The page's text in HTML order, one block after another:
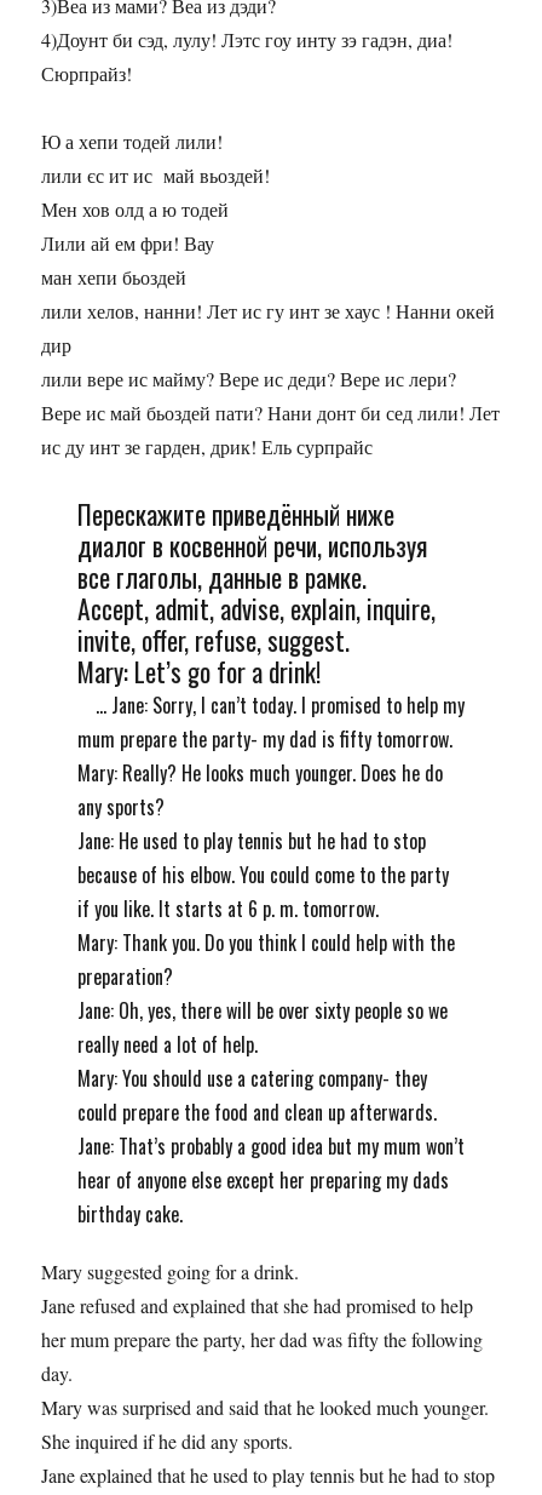
3)Веа из мами? Веа из дэди?
4)Доунт би сэд, лулу! Лэтс гоу инту зэ гадэн, диа!
Сюрпрайз!
Ю а хепи тодей лили!
лили єс ит ис май вьоздей!
Мен хов олд а ю тодей
Лили ай ем фри! Вау
ман хепи бьоздей
лили хелов, нанни! Лет ис гу инт зе хаус ! Нанни окей
дир
лили вере ис майму? Вере ис деди? Вере ис лери?
Вере ис май бьоздей пати? Нани донт би сед лили! Лет
ис ду инт зе гарден, дрик! Ель сурпрайс
Перескажите приведённый ниже
диалог в косвенной речи, используя
все глаголы, данные в рамке.
Accept, admit, advise, explain, inquire,
invite, offer, refuse, suggest.
Mary: Let’s go for a drink!
... Jane: Sorry, I can’t today. I promised to help my
mum prepare the party- my dad is fifty tomorrow.
Mary: Really? He looks much younger. Does he do
any sports?
Jane: He used to play tennis but he had to stop
because of his elbow. You could come to the party
if you like. It starts at 6 p. m. tomorrow.
Mary: Thank you. Do you think I could help with the
preparation?
Jane: Oh, yes, there will be over sixty people so we
really need a lot of help.
Mary: You should use a catering company- they
could prepare the food and clean up afterwards.
Jane: That’s probably a good idea but my mum won’t
hear of anyone else except her preparing my dads
birthday cake.
Mary suggested going for a drink.
Jane refused and explained that she had promised to help
her mum prepare the party, her dad was fifty the following
day.
Mary was surprised and said that he looked much younger.
She inquired if he did any sports.
Jane explained that he used to play tennis but he had to stop